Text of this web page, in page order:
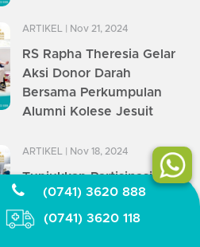
(0741) 3620 888
(0741) 3620 118
ARTIKEL | Nov 21, 2024
RS Rapha Theresia Gelar
Aksi Donor Darah
Bersama Perkumpulan
Alumni Kolese Jesuit
ARTIKEL | Nov 18, 2024
Tunjukkan Partisipasi Aktif
: RS Rapha Theresia Ikut
Dalam Senam Sehat